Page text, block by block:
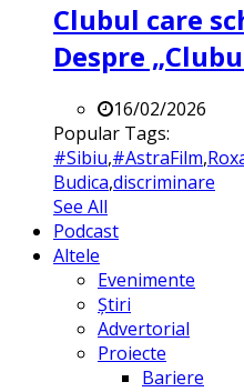
Clubul care
Despre
16/02/2026
Popular Tags:
#Sibiu,#AstraFilm,
Budica,discriminare
See All
Podcast
Altele
Evenimente
Știri
Advertorial
Proiecte
Bariere